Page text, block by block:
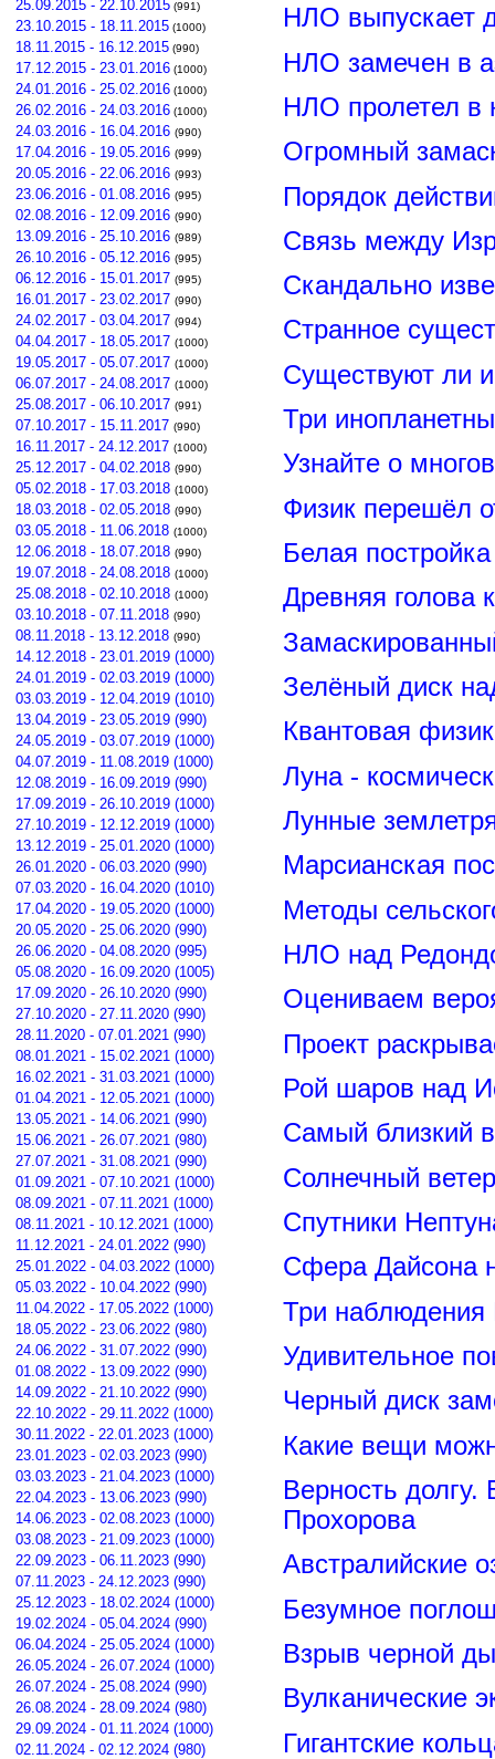
25.09.2015 - 22.10.2015 (991)
23.10.2015 - 18.11.2015 (1000)
18.11.2015 - 16.12.2015 (990)
17.12.2015 - 23.01.2016 (1000)
24.01.2016 - 25.02.2016 (1000)
26.02.2016 - 24.03.2016 (1000)
24.03.2016 - 16.04.2016 (990)
17.04.2016 - 19.05.2016 (999)
20.05.2016 - 22.06.2016 (993)
23.06.2016 - 01.08.2016 (995)
02.08.2016 - 12.09.2016 (990)
13.09.2016 - 25.10.2016 (989)
26.10.2016 - 05.12.2016 (995)
06.12.2016 - 15.01.2017 (995)
16.01.2017 - 23.02.2017 (990)
24.02.2017 - 03.04.2017 (994)
04.04.2017 - 18.05.2017 (1000)
19.05.2017 - 05.07.2017 (1000)
06.07.2017 - 24.08.2017 (1000)
25.08.2017 - 06.10.2017 (991)
07.10.2017 - 15.11.2017 (990)
16.11.2017 - 24.12.2017 (1000)
25.12.2017 - 04.02.2018 (990)
05.02.2018 - 17.03.2018 (1000)
18.03.2018 - 02.05.2018 (990)
03.05.2018 - 11.06.2018 (1000)
12.06.2018 - 18.07.2018 (990)
19.07.2018 - 24.08.2018 (1000)
25.08.2018 - 02.10.2018 (1000)
03.10.2018 - 07.11.2018 (990)
08.11.2018 - 13.12.2018 (990)
14.12.2018 - 23.01.2019 (1000)
24.01.2019 - 02.03.2019 (1000)
03.03.2019 - 12.04.2019 (1010)
13.04.2019 - 23.05.2019 (990)
24.05.2019 - 03.07.2019 (1000)
04.07.2019 - 11.08.2019 (1000)
12.08.2019 - 16.09.2019 (990)
17.09.2019 - 26.10.2019 (1000)
27.10.2019 - 12.12.2019 (1000)
13.12.2019 - 25.01.2020 (1000)
26.01.2020 - 06.03.2020 (990)
07.03.2020 - 16.04.2020 (1010)
17.04.2020 - 19.05.2020 (1000)
20.05.2020 - 25.06.2020 (990)
26.06.2020 - 04.08.2020 (995)
05.08.2020 - 16.09.2020 (1005)
17.09.2020 - 26.10.2020 (990)
27.10.2020 - 27.11.2020 (990)
28.11.2020 - 07.01.2021 (990)
08.01.2021 - 15.02.2021 (1000)
16.02.2021 - 31.03.2021 (1000)
01.04.2021 - 12.05.2021 (1000)
13.05.2021 - 14.06.2021 (990)
15.06.2021 - 26.07.2021 (980)
27.07.2021 - 31.08.2021 (990)
01.09.2021 - 07.10.2021 (1000)
08.09.2021 - 07.11.2021 (1000)
08.11.2021 - 10.12.2021 (1000)
11.12.2021 - 24.01.2022 (990)
25.01.2022 - 04.03.2022 (1000)
05.03.2022 - 10.04.2022 (990)
11.04.2022 - 17.05.2022 (1000)
18.05.2022 - 23.06.2022 (980)
24.06.2022 - 31.07.2022 (990)
01.08.2022 - 13.09.2022 (990)
14.09.2022 - 21.10.2022 (990)
22.10.2022 - 29.11.2022 (1000)
30.11.2022 - 22.01.2023 (1000)
23.01.2023 - 02.03.2023 (990)
03.03.2023 - 21.04.2023 (1000)
22.04.2023 - 13.06.2023 (990)
14.06.2023 - 02.08.2023 (1000)
03.08.2023 - 21.09.2023 (1000)
22.09.2023 - 06.11.2023 (990)
07.11.2023 - 24.12.2023 (990)
25.12.2023 - 18.02.2024 (1000)
19.02.2024 - 05.04.2024 (990)
06.04.2024 - 25.05.2024 (1000)
26.05.2024 - 26.07.2024 (1000)
26.07.2024 - 25.08.2024 (990)
26.08.2024 - 28.09.2024 (980)
29.09.2024 - 01.11.2024 (1000)
02.11.2024 - 02.12.2024 (980)
НЛО выпускает
НЛО замечен в
НЛО пролетел в
Огромный
Порядок
Связь между
Скандально
Странное
Существуют ли
Три
Узнайте о
Физик перешёл
Белая
Древняя голова
Зелёный диск
Квантовая
Луна -
Лунные
Марсианская
Методы
НЛО над
Оцениваем
Проект
Рой шаров над
Самый близкий
Солнечный
Спутники
Сфера Дайсона
Три
Удивительное
Черный диск
Какие вещи
Верность долгу.
Прохорова
Австралийские
Безумное
Взрыв черной
Вулканические
Гигантские